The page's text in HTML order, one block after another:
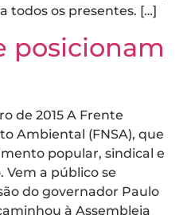
todos os presentes. […]
posicionam
de 2015 A Frente
Ambiental (FNSA), que
popular, sindical e
a público se
do governador Paulo
à Assembleia